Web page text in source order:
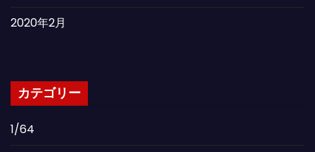
2020年2月
カテゴリー
1/64